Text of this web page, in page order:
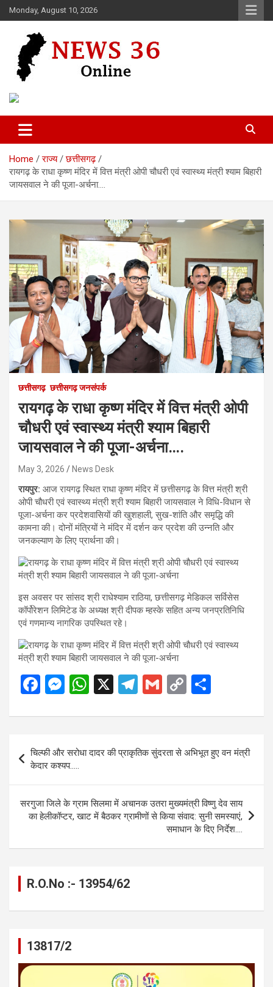
Skip
to
Monday, August 10, 2026
News 36
Home राज्य
छत्तीसगढ़
रायगढ़ के राधा कृष्ण मंदिर में वित्त मंत्री ओपी चौधरी एवं स्वास्थ्य मंत्री श्याम बिहारी
जायसवाल ने की पूजा-अर्चना….
छत्तीसगढ़ छत्तीसगढ़ जनसंपर्क
रायगढ़ के राधा कृष्ण मंदिर में वित्त मंत्री ओपी
चौधरी एवं स्वास्थ्य मंत्री श्याम बिहारी
जायसवाल ने की पूजा-अर्चना….
May 3, 2026 News Desk
रायपुर: आज रायगढ़ स्थित राधा कृष्ण मंदिर में छत्तीसगढ़ के वित्त मंत्री श्री
ओपी चौधरी एवं स्वास्थ्य मंत्री श्री श्याम बिहारी जायसवाल ने विधि-विधान से
पूजा-अर्चना कर प्रदेशवासियों की खुशहाली, सुख-शांति और समृद्धि की
कामना की। दोनों मंत्रियों ने मंदिर में दर्शन कर प्रदेश की उन्नति और
जनकल्याण के लिए प्रार्थना की।
इस अवसर पर सांसद श्री राधेश्याम राठिया, छत्तीसगढ़ मेडिकल सर्विसेस
कॉर्पोरेशन लिमिटेड के अध्यक्ष श्री दीपक म्हस्के सहित अन्य जनप्रतिनिधि
एवं गणमान्य नागरिक उपस्थित रहे।
F
ce
b
o
o
k
M
se
g
er
W
at
A
p
p
X
T
e
gr
a
m
G
ail
C
py
Li
n
k
ar
navigation
चिल्फी और सरोधा दादर की प्राकृतिक सुंदरता से अभिभूत हुए वन मंत्री
केदार कश्यप…..
सरगुजा जिले के ग्राम सिलमा में अचानक उतरा मुख्यमंत्री विष्णु देव साय
का हेलीकॉप्टर, खाट में बैठकर ग्रामीणों से किया संवाद: सुनी समस्याएं,
समाधान के दिए निर्देश….
R.O.No :- 13954/62
13817/2